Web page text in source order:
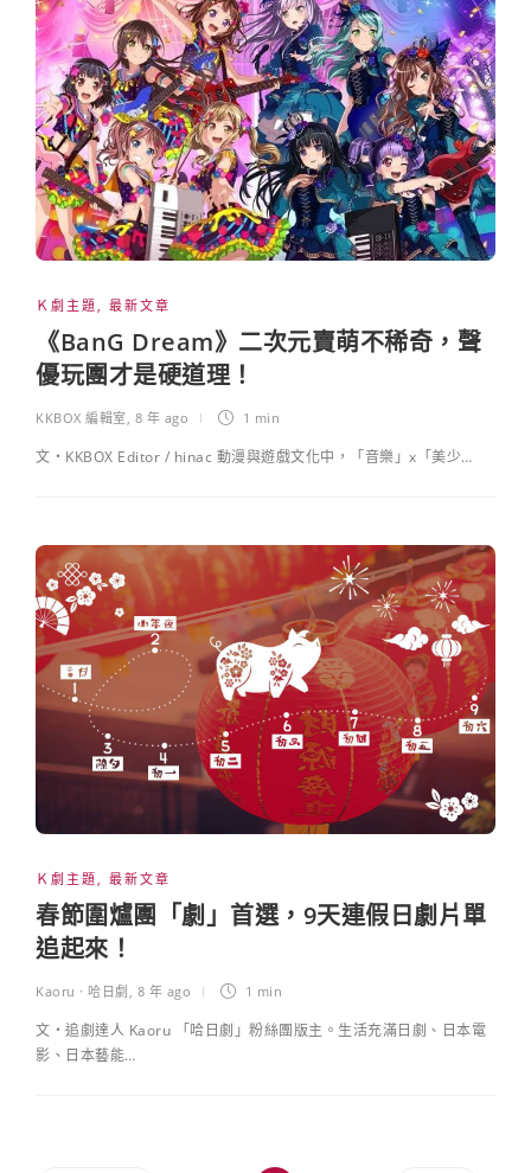
Ｋ劇主題 最新文章
《BanG Dream》二次元賣萌不稀奇，聲
優玩團才是硬道理！
KKBOX 編輯室 8 年 ago 1 min
文・KKBOX Editor / hinac 動漫與遊戲文化中，「音樂」x「美少…
Ｋ劇主題, 最新文章
春節圍爐團「劇」首選，9天連假日劇片單
追起來！
Kaoru · 哈日劇 , 8 年 ago 1 min
文・追劇達人 Kaoru 「哈日劇」粉絲團版主。生活充滿日劇、日本電
影、日本藝能…